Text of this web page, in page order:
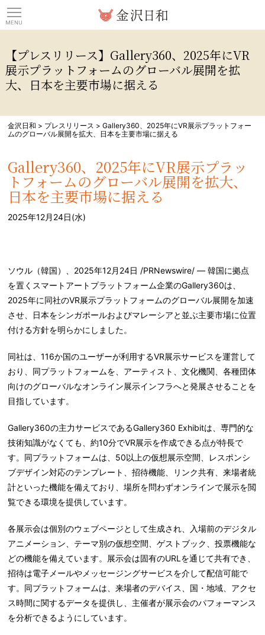
【プレスリリース】Gallery360、2025年にVR
展示プラットフォームのグローバル展開を拡
大、日本を主要市場に据える
金沢日和 > プレスリリース >Gallery360、2025年にVR展示プラットフォー
ムのグローバル展開を拡大、日本を主要市場に据える
Gallery360、2025年にVR展示プラッ
トフォームのグローバル展開を拡大、
日本を主要市場に据える
2025年12月24日(水)
ソウル（韓国）、2025年12月24日 /PRNewswire/ — 韓国に拠点
を置くスマートアートプラットフォーム企業のGallery360は、
2025年に同社のVR展示プラットフォームのグローバル展開を加速
させ、日本をシンガポールおよびマレーシアと並ぶ主要市場に位置
付ける方針を明らかにしました。
同社は、116か国のユーザーが利用するVR展示サービスを運営して
おり、同プラットフォームを、アーティスト、文化機関、各種団体
向けのグローバルなオンライン展示インフラへと発展させることを
目指しています。
Gallery360の主力サービスであるGallery360 Exhibitは、専門的な
技術知識がなくても、約10分でVR展示を作成できる点が特長で
す。同プラットフォームは、50以上の仮想展示空間、レスポンシ
ブデザイン対応のテンプレート、招待機能、リンク共有、来場者統
計といった機能を備えており、場所を問わずオンラインで展示を閲
覧できる環境を提供しています。
各展示会は個別のウェブページとして生成され、入場前のデジタル
アニメーション、テーマ別の仮想空間、ゲストブック、投票機能な
どの機能を備えています。展示会は固有のURLを通じて共有でき、
招待は電子メールやメッセージングサービスを介して配信可能で
す。同プラットフォームは、来場者のデバイス、国・地域、アクセ
ス時間に関するデータを提供し、主催者が展示会のパフォーマンス
を分析できるようにしています。